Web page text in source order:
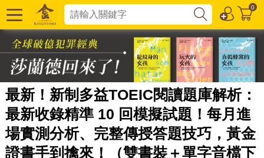
0
最新！新制多益TOEIC閱讀題庫解析：
最新收錄精準 10 回模擬試題！每月進
場實測分析、完整傳授答題技巧，黃金
證書手到擒來！（雙書裝＋單字音檔下